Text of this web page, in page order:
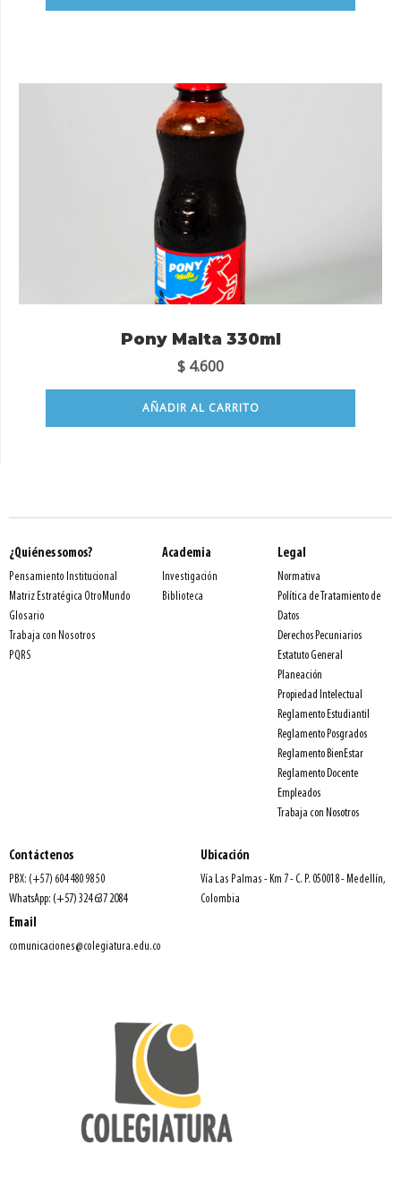
Pony Malta 330ml
$ 4.600
AÑADIR AL CARRITO
¿Quiénes somos?
Pensamiento Institucional
Matriz Estratégica OtroMundo
Glosario
Trabaja con Nosotros
PQRS
Academia
Investigación
Biblioteca
Legal
Normativa
Política de Tratamiento de
Datos
Derechos Pecuniarios
Estatuto General
Planeación
Propiedad Intelectual
Reglamento Estudiantil
Reglamento Posgrados
Reglamento BienEstar
Reglamento Docente
Empleados
Trabaja con Nosotros
Contáctenos
PBX: (+57) 604 480 98 50
WhatsApp: (+57) 324 637 2084
Email
comunicaciones@colegiatura.edu.co
Ubicación
Vía Las Palmas - Km 7 - C. P. 050018 - Medellín,
Colombia